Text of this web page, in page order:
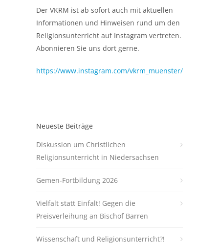
Der VKRM ist ab sofort auch mit aktuellen
Informationen und Hinweisen rund um den
Religionsunterricht auf Instagram vertreten.
Abonnieren Sie uns dort gerne.
https://www.instagram.com/vkrm_muenster/
Neueste Beiträge
Diskussion um Christlichen
Religionsunterricht in Niedersachsen
Gemen-Fortbildung 2026
Vielfalt statt Einfalt! Gegen die
Preisverleihung an Bischof Barren
Wissenschaft und Religionsunterricht?!